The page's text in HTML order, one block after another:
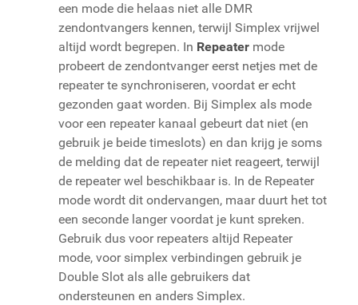
een mode die helaas niet alle DMR
zendontvangers kennen, terwijl Simplex vrijwel
altijd wordt begrepen. In Repeater mode
probeert de zendontvanger eerst netjes met de
repeater te synchroniseren, voordat er echt
gezonden gaat worden. Bij Simplex als mode
voor een repeater kanaal gebeurt dat niet (en
gebruik je beide timeslots) en dan krijg je soms
de melding dat de repeater niet reageert, terwijl
de repeater wel beschikbaar is. In de Repeater
mode wordt dit ondervangen, maar duurt het tot
een seconde langer voordat je kunt spreken.
Gebruik dus voor repeaters altijd Repeater
mode, voor simplex verbindingen gebruik je
Double Slot als alle gebruikers dat
ondersteunen en anders Simplex.